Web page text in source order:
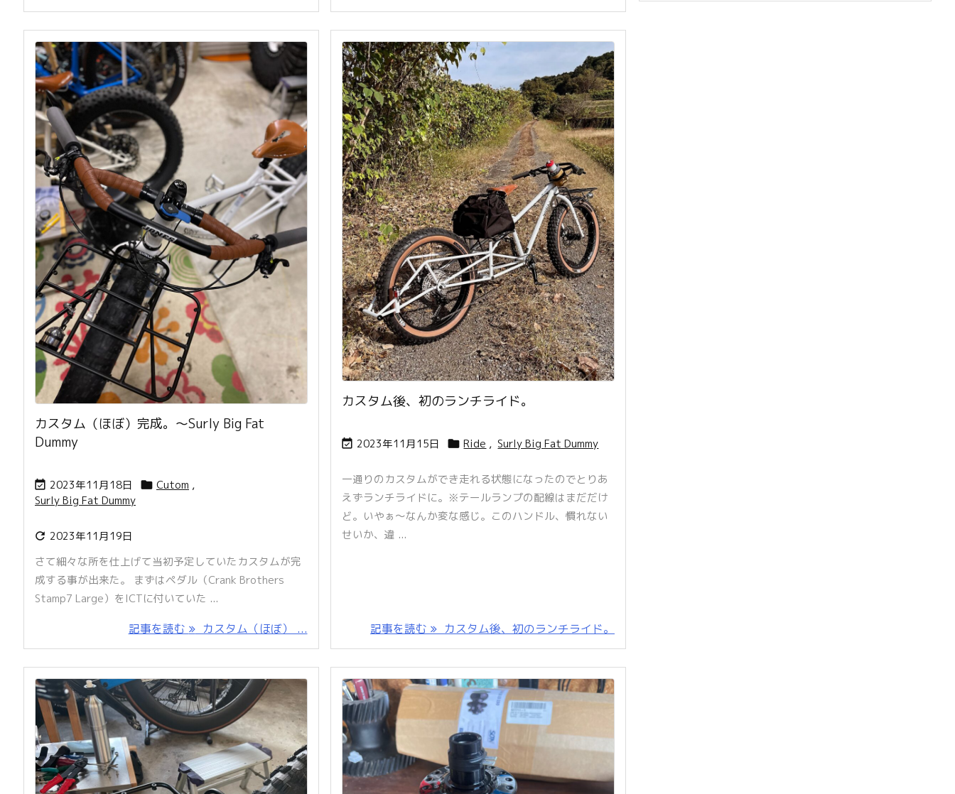
カスタム（ほぼ）完成。〜Surly Big Fat
Dummy
 2023年11月18日  Cutom ,
Surly Big Fat Dummy
 2023年11月19日
さて細々な所を仕上げて当初予定していたカスタムが完
成する事が出来た。 まずはペダル（Crank Brothers
Stamp7 Large）をICTに付いていた ...
記事を読む カスタム（ほぼ） ...
カスタム後、初のランチライド。
 2023年11月15日  Ride , Surly Big Fat Dummy
一通りのカスタムができ走れる状態になったのでとりあ
えずランチライドに。※テールランプの配線はまだだけ
ど。いやぁ〜なんか変な感じ。このハンドル、慣れない
せいか、違 ...
記事を読む カスタム後、初のランチライド。